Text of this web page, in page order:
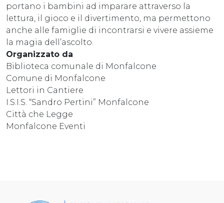
portano i bambini ad imparare attraverso la
lettura, il gioco e il divertimento, ma permettono
anche alle famiglie di incontrarsi e vivere assieme
la magia dell’ascolto.
Organizzato da
Biblioteca comunale di Monfalcone
Comune di Monfalcone
Lettori in Cantiere
I.S.I.S. “Sandro Pertini” Monfalcone
Città che Legge
Monfalcone Eventi